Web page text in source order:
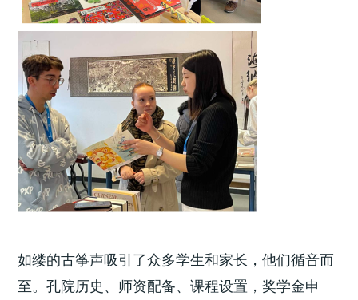
如缕的古筝声吸引了众多学生和家长，他们循音而
至。孔院历史、师资配备、课程设置，奖学金申